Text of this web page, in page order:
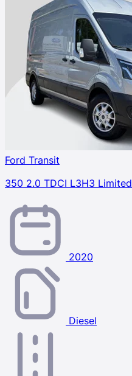
Ford Transit
350 2.0 TDCI L3H3 Limited
2020
Diesel